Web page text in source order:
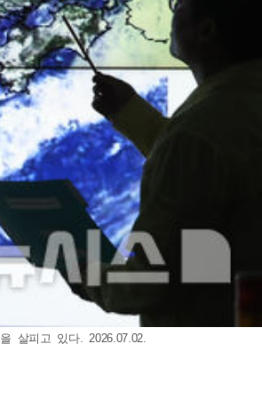
살피고 있다. 2026.07.02.